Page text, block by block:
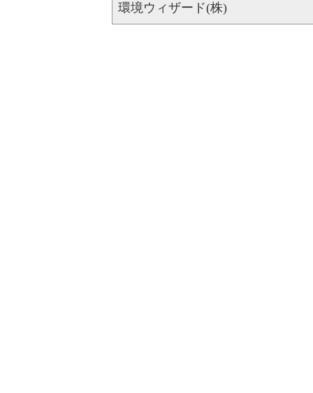
環境ウィザード(株)